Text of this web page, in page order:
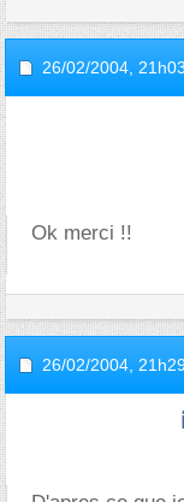
26/02/2004, 21h03
Ok merci !!
26/02/2004,